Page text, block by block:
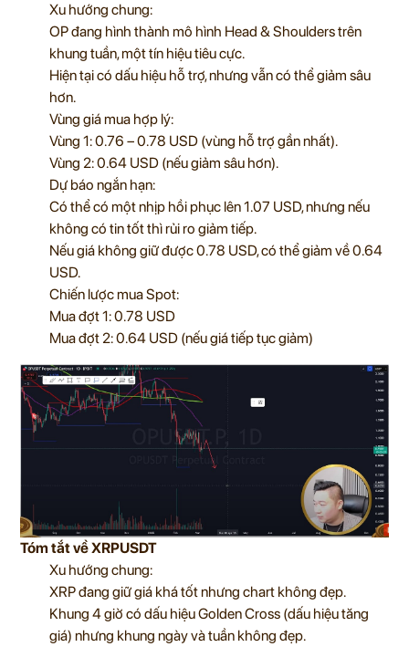
Xu hướng chung:
OP đang hình thành mô hình Head & Shoulders trên
khung tuần, một tín hiệu tiêu cực.
Hiện tại có dấu hiệu hỗ trợ, nhưng vẫn có thể giảm sâu
hơn.
Vùng giá mua hợp lý:
Vùng 1: 0.76 – 0.78 USD (vùng hỗ trợ gần nhất).
Vùng 2: 0.64 USD (nếu giảm sâu hơn).
Dự báo ngắn hạn:
Có thể có một nhịp hồi phục lên 1.07 USD, nhưng nếu
không có tin tốt thì rủi ro giảm tiếp.
Nếu giá không giữ được 0.78 USD, có thể giảm về 0.64
USD.
Chiến lược mua Spot:
Mua đợt 1: 0.78 USD
Mua đợt 2: 0.64 USD (nếu giá tiếp tục giảm)
Tóm tắt về XRPUSDT
Xu hướng chung:
XRP đang giữ giá khá tốt nhưng chart không đẹp.
Khung 4 giờ có dấu hiệu Golden Cross (dấu hiệu tăng
giá) nhưng khung ngày và tuần không đẹp.